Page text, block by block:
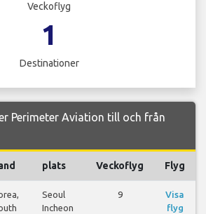
Veckoflyg
1
Destinationer
Perimeter Aviation till och från
plats Veckoflyg Flyg
Seoul
Incheon
9
Visa
flyg